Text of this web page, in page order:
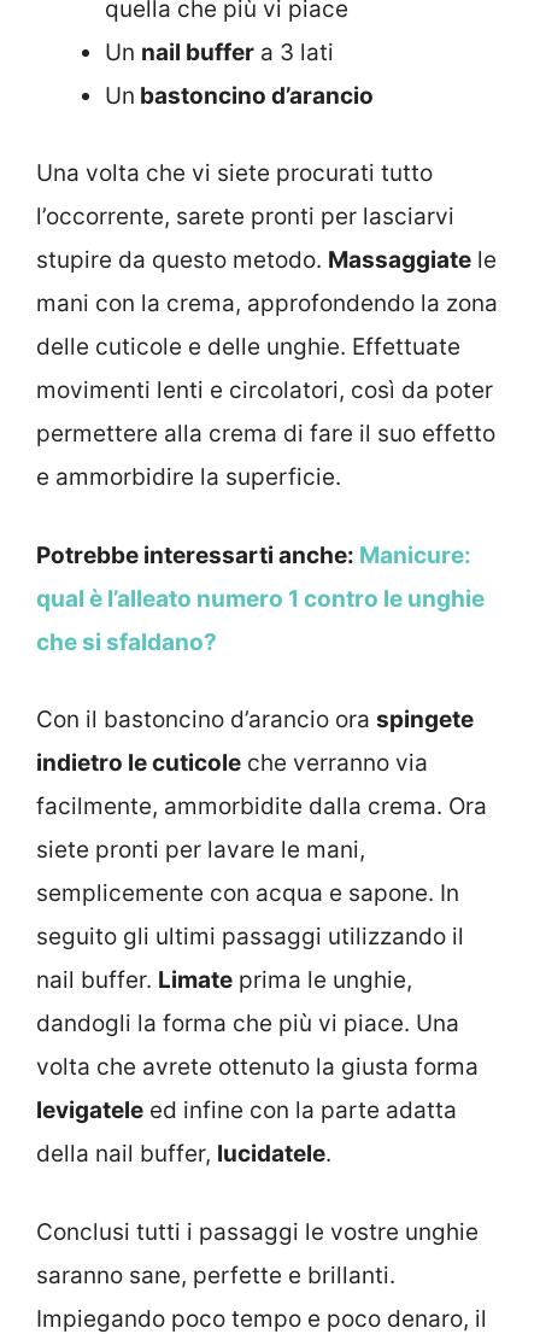
quella che più vi piace
Un nail buffer a 3 lati
Un bastoncino d’arancio
Una volta che vi siete procurati tutto
l’occorrente, sarete pronti per lasciarvi
stupire da questo metodo. Massaggiate le
mani con la crema, approfondendo la zona
delle cuticole e delle unghie. Effettuate
movimenti lenti e circolatori, così da poter
permettere alla crema di fare il suo effetto
e ammorbidire la superficie.
Potrebbe interessarti anche: Manicure:
qual è l’alleato numero 1 contro le unghie
che si sfaldano?
Con il bastoncino d’arancio ora spingete
indietro le cuticole che verranno via
facilmente, ammorbidite dalla crema. Ora
siete pronti per lavare le mani,
semplicemente con acqua e sapone. In
seguito gli ultimi passaggi utilizzando il
nail buffer. Limate prima le unghie,
dandogli la forma che più vi piace. Una
volta che avrete ottenuto la giusta forma
levigatele ed infine con la parte adatta
della nail buffer, lucidatele.
Conclusi tutti i passaggi le vostre unghie
saranno sane, perfette e brillanti.
Impiegando poco tempo e poco denaro, il